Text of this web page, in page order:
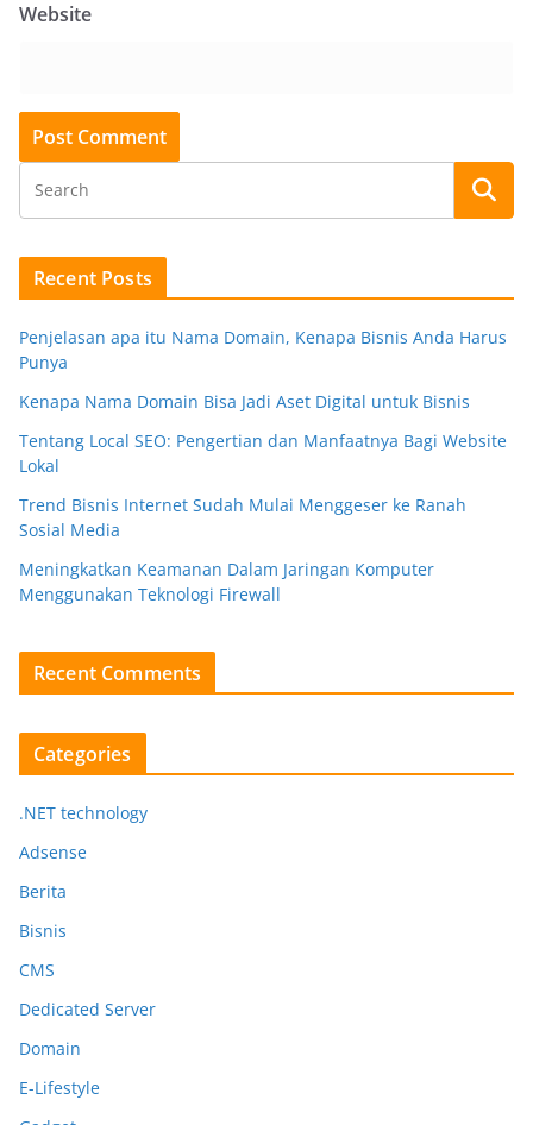
Website
Recent Posts
Penjelasan apa itu Nama Domain, Kenapa Bisnis Anda Harus
Punya
Kenapa Nama Domain Bisa Jadi Aset Digital untuk Bisnis
Tentang Local SEO: Pengertian dan Manfaatnya Bagi Website
Lokal
Trend Bisnis Internet Sudah Mulai Menggeser ke Ranah
Sosial Media
Meningkatkan Keamanan Dalam Jaringan Komputer
Menggunakan Teknologi Firewall
Recent Comments
Categories
.NET technology
Adsense
Berita
Bisnis
CMS
Dedicated Server
Domain
E-Lifestyle